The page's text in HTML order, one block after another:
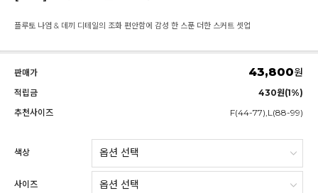
플루토 나염 & 데끼 디테일의 조화 편안함에 감성 한 스푼 더한 스커트 셋업
판매가 43,800원
적립금
430원(1%)
추천사이즈
F(44-77),L(88-99)
색상
사이즈